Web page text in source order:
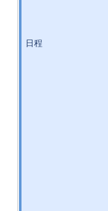
日程